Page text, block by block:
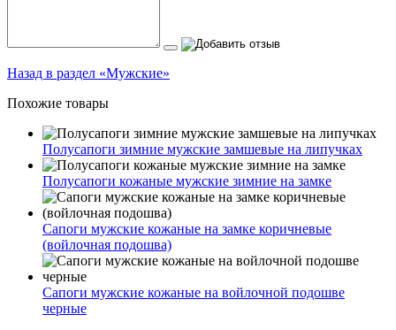
Назад в раздел «Мужские»
Похожие товары
Полусапоги зимние мужские замшевые на липучках
Полусапоги кожаные мужские зимние на замке
Сапоги мужские кожаные на замке коричневые
(войлочная подошва)
Сапоги мужские кожаные на войлочной подошве
черные